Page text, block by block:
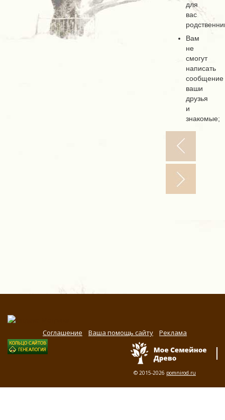
для
вас
Вам
не
смогут
написать
сообщение
ваши
друзья
и
знакомые;
Соглашение Ваша помощь сайту Реклама
© 2015-2026 pomnirod.ru